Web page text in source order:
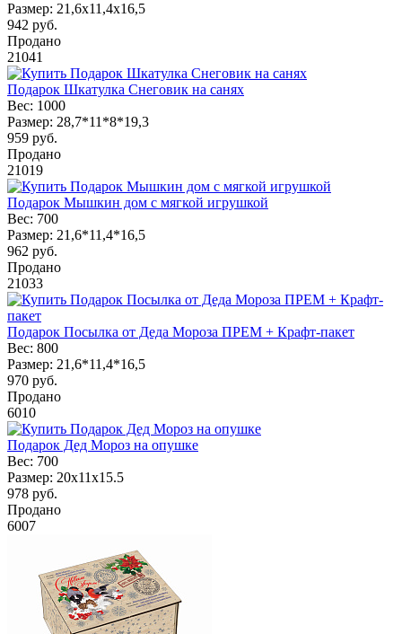
Размер: 21,6х11,4х16,5
942 руб.
Продано
21041
Подарок Шкатулка Снеговик на санях
Вес: 1000
Размер: 28,7*11*8*19,3
959 руб.
Продано
21019
Подарок Мышкин дом с мягкой игрушкой
Вес: 700
Размер: 21,6*11,4*16,5
962 руб.
Продано
21033
Подарок Посылка от Деда Мороза ПРЕМ + Крафт-пакет
Вес: 800
Размер: 21,6*11,4*16,5
970 руб.
Продано
6010
Подарок Дед Мороз на опушке
Вес: 700
Размер: 20х11х15.5
978 руб.
Продано
6007